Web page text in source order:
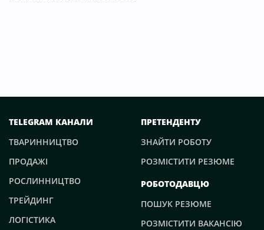
TELEGRAM КАНАЛИ
ТВАРИННИЦТВО
ПРОДАЖІ
РОСЛИННИЦТВО
ТРЕЙДИНГ
ЛОГІСТИКА
ПРЕТЕНДЕНТУ
ЗНАЙТИ РОБОТУ
РОЗМІСТИТИ РЕЗЮМЕ
РОБОТОДАВЦЮ
ПОШУК РЕЗЮМЕ
РОЗМІСТИТИ ВАКАНСІЮ